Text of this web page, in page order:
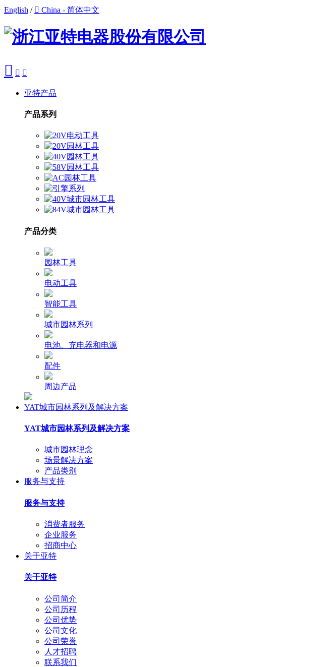
English /  China - 简体中文
  
亚特产品
产品系列
产品分类
园林工具
电动工具
智能工具
城市园林系列
电池、充电器和电源
配件
周边产品
YAT城市园林系列及解决方案
YAT城市园林系列及解决方案
城市园林理念
场景解决方案
产品类别
服务与支持
服务与支持
消费者服务
企业服务
招商中心
关于亚特
关于亚特
公司简介
公司历程
公司优势
公司文化
公司荣誉
人才招聘
联系我们